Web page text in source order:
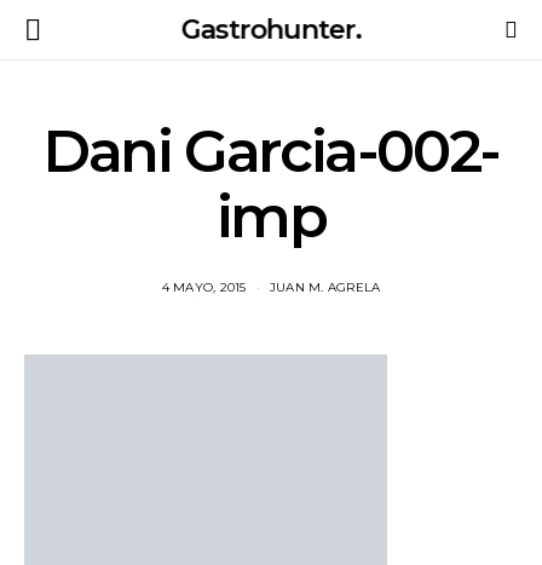
Gastrohunter.
Dani Garcia-002-
imp
4 MAYO, 2015 JUAN M. AGRELA